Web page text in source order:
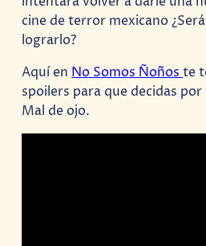
cine de terror mexicano
lograrlo?
Aquí en No Somos Ñoñoste
spoilers para que decidas
Mal de ojo.